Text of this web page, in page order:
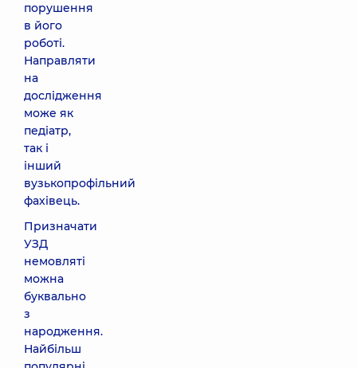
порушення
в його
роботі.
Направляти
на
дослідження
може як
педіатр,
так і
інший
вузькопрофільний
фахівець.
Призначати
УЗД
немовляті
можна
буквально
з
народження.
Найбільш